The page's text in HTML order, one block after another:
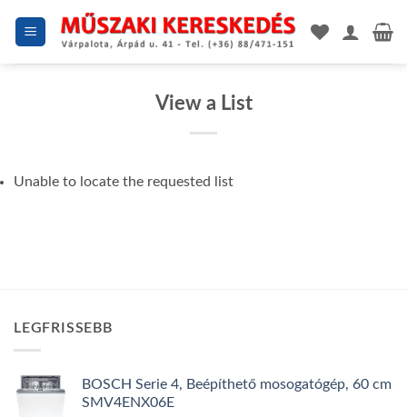
View a List
Unable to locate the requested list
LEGFRISSEBB
BOSCH Serie 4, Beépíthető mosogatógép, 60 cm
SMV4ENX06E